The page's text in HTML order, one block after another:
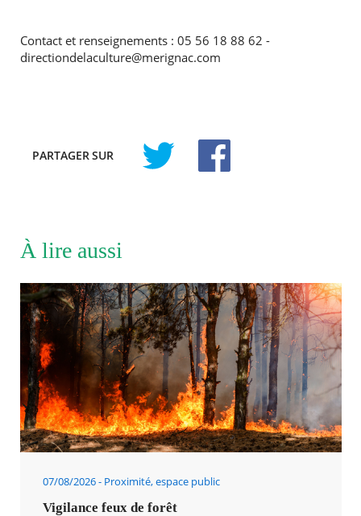
Contact et renseignements : 05 56 18 88 62 -
directiondelaculture@merignac.com
PARTAGERSUR
À lire aussi
07/08/2026 Proximité, espace public
Vigilance feux de forêt